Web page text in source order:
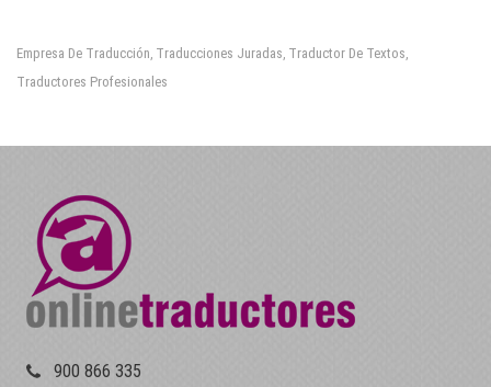
Empresa De Traducción, Traducciones Juradas, Traductor De Textos,
Traductores Profesionales
900 866 335